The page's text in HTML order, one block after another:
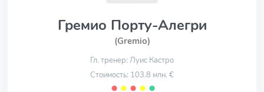
Гремио Порту-Алегри
(Gremio)
Гл. тренер: Луис Кастро
Стоимость: 103.8 млн. €
⬤ ⬤ ⬤ ⬤ ⬤